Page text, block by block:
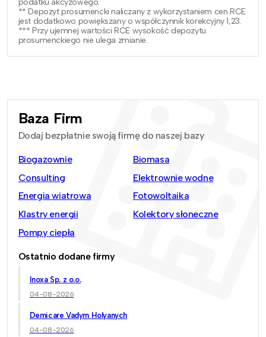
podatku akcyzowego.
** Depozyt prosumencki naliczany z wykorzystaniem cen RCE
jest dodatkowo powiększany o współczynnik korekcyjny 1,23.
*** Przy ujemnej wartości RCE wysokość depozytu
prosumenckiego nie ulega zmianie.
Baza Firm
Dodaj bezpłatnie swoją firmę do naszej bazy
Biogazownie
Biomasa
Consulting
Elektrownie wodne
Energia wiatrowa
Fotowoltaika
Klastry energii
Kolektory słoneczne
Pompy ciepła
Ostatnio dodane firmy
Inoxa Sp. z o.o.
04-08-2026
Demicare Vadym Holyanych
04-08-2026